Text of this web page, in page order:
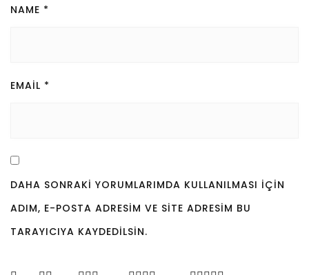
NAME *
EMAIL *
DAHA SONRAKI YORUMLARIMDA KULLANILMASI IÇIN
ADIM, E-POSTA ADRESIM VE SITE ADRESIM BU
TARAYICIYA KAYDEDILSIN.